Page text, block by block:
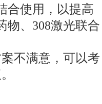
合使用，以提高
物、308激光联合
不满意，可以考